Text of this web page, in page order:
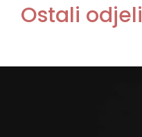
Ostali odjeli